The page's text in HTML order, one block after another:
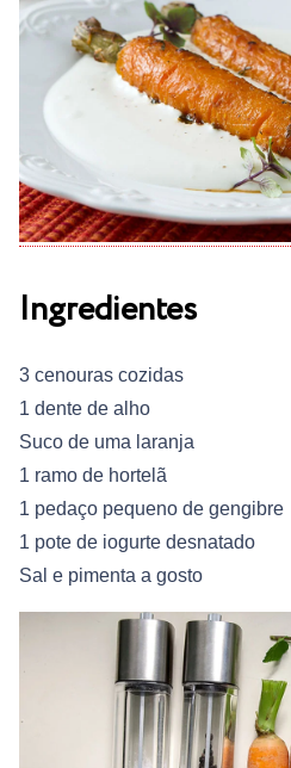
Ingredientes
3 cenouras cozidas
1 dente de alho
Suco de uma laranja
1 ramo de hortelã
1 pedaço pequeno de gengibre
1 pote de iogurte desnatado
Sal e pimenta a gosto